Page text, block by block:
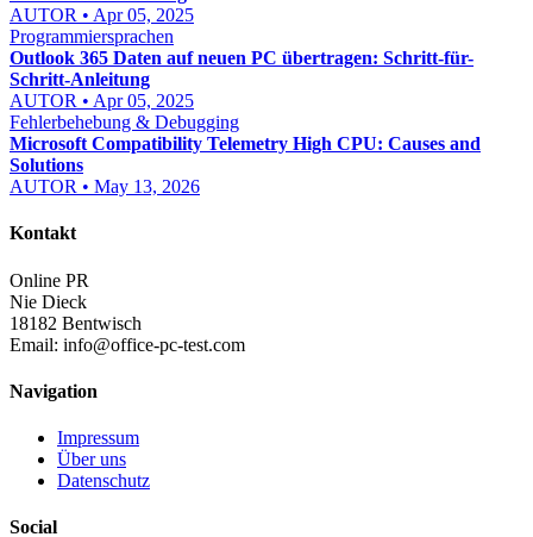
AUTOR • Apr 05, 2025
Programmiersprachen
Outlook 365 Daten auf neuen PC übertragen: Schritt-für-
Schritt-Anleitung
AUTOR • Apr 05, 2025
Fehlerbehebung & Debugging
Microsoft Compatibility Telemetry High CPU: Causes and
Solutions
AUTOR • May 13, 2026
Kontakt
Online PR
Nie Dieck
18182 Bentwisch
Email: info@office-pc-test.com
Navigation
Impressum
Über uns
Datenschutz
Social